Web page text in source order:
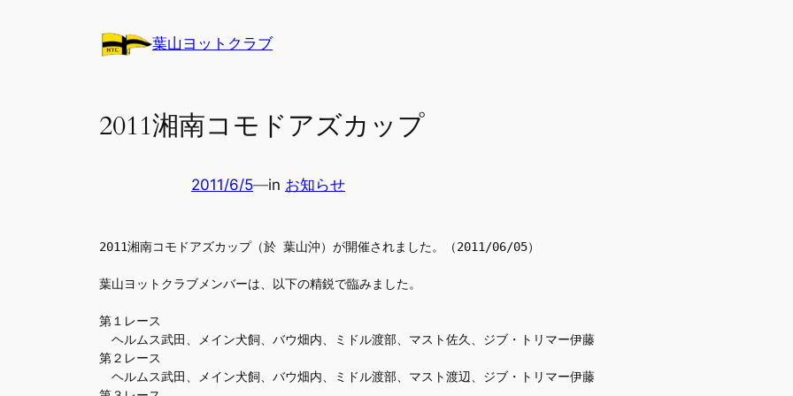
葉山ヨットクラブ
2011湘南コモドアズカップ
2011/6/5—in お知らせ
2011湘南コモドアズカップ（於 葉山沖）が開催されました。（2011/06/05）
葉山ヨットクラブメンバーは、以下の精鋭で臨みました。
第１レース
ヘルムス武田、メイン犬飼、バウ畑内、ミドル渡部、マスト佐久、ジブ・トリマー伊藤
第２レース
ヘルムス武田、メイン犬飼、バウ畑内、ミドル渡部、マスト渡辺、ジブ・トリマー伊藤